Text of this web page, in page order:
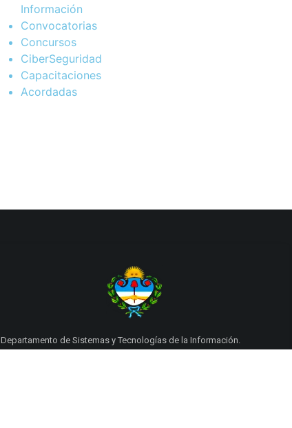
Información
Convocatorias
Concursos
CiberSeguridad
Capacitaciones
Acordadas
Departamento de Sistemas y Tecnologías de la Información.